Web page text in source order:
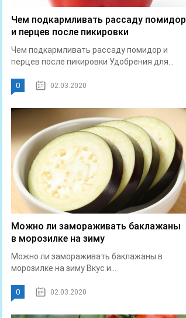
Чем подкармливать рассаду помидор
и перцев после пикировки
Чем подкармливать рассаду помидор и
перцев после пикировки Удобрения для...
0 02.03.2020
Можно ли замораживать баклажаны
в морозилке на зиму
Можно ли замораживать баклажаны в
морозилке на зиму Вкус и...
0 02.03.2020